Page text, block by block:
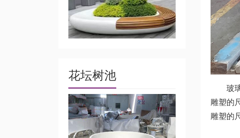
花坛树池
玻璃
雕塑的
雕塑的